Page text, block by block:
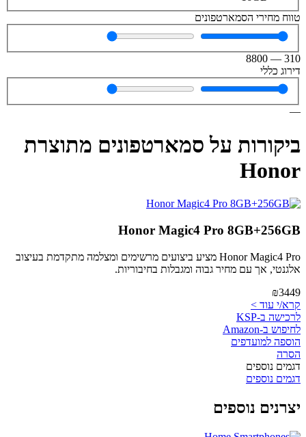
טווח מחירי הסמארטפונים
310
—
8800
דירוג כללי
—
ביקורות על סמארטפונים מתוצרת
Honor
Honor Magic4 Pro 8GB+256GB
Honor Magic4 Pro מציע ביצועים מרשימים ומצלמה מתקדמת בעיצוב
אלגנטי, אך עם מחיר גבוה ומגבלות בחיבוריות.
₪3449
קרא/י עוד >
לרכישה ב-KSP
לחיפוש ב-Amazon
הוספה למועדפים
הסרה
דגמים נוספים
דגמים נוספים
יצרנים נוספים